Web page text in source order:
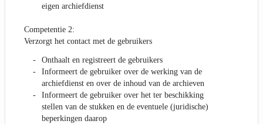
eigen archiefdienst
Competentie 2:
Verzorgt het contact met de gebruikers
Onthaalt en registreert de gebruikers
Informeert de gebruiker over de werking van de
archiefdienst en over de inhoud van de archieven
Informeert de gebruiker over het ter beschikking
stellen van de stukken en de eventuele (juridische)
beperkingen daarop